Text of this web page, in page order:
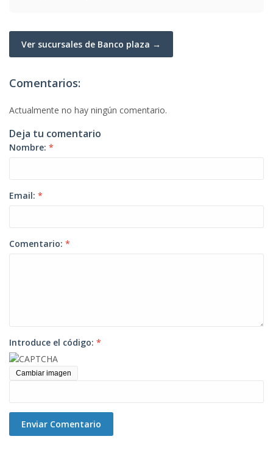
Ver sucursales de Banco plaza →
Comentarios:
Actualmente no hay ningún comentario.
Deja tu comentario
Nombre: *
Email: *
Comentario: *
Introduce el código: *
Cambiar imagen
Enviar Comentario